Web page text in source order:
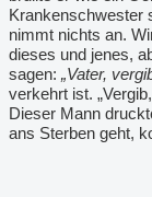
Krankenschwester
nimmt nichts an.
dieses und jenes,
sagen: „Vater,
verkehrt ist.
Dieser Mann
ans Sterben geht,